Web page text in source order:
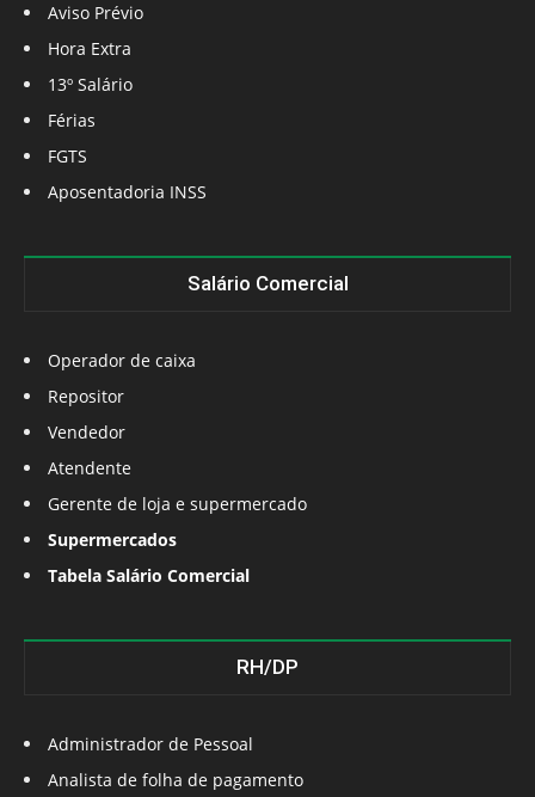
Aviso Prévio
Hora Extra
13º Salário
Férias
FGTS
Aposentadoria INSS
Salário Comercial
Operador de caixa
Repositor
Vendedor
Atendente
Gerente de loja e supermercado
Supermercados
Tabela Salário Comercial
RH/DP
Administrador de Pessoal
Analista de folha de pagamento